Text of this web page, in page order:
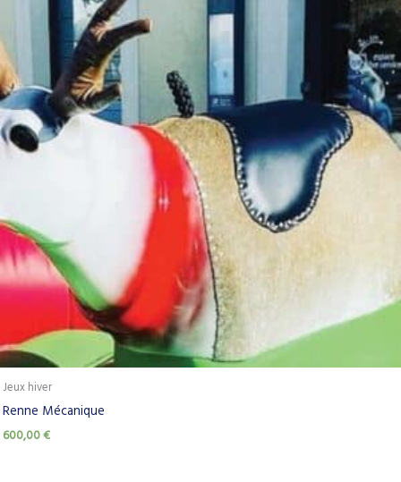
Jeux hiver
Renne Mécanique
600,00€